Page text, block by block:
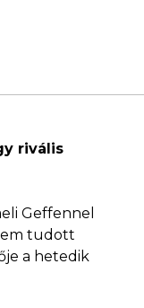
rivális
Geffennel
tudott
a hetedik